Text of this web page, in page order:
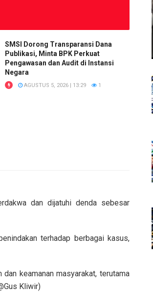
SMSI Dorong Transparansi Dana
Publikasi, Minta BPK Perkuat
Pengawasan dan Audit di Instansi
Negara
AGUSTUS 5, 2026 | 13:29 1
dan dijatuhi denda sebesar
terhadap berbagai kasus,
keamanan masyarakat, terutama
Kliwir)